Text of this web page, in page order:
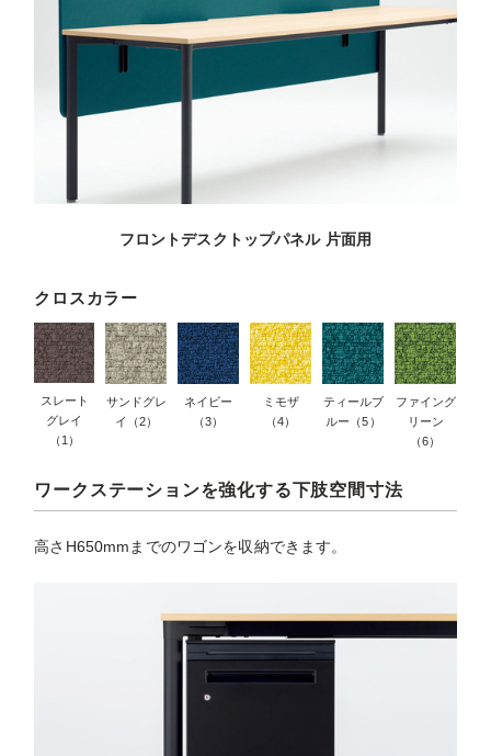
フロントデスクトップパネル 片面用
クロスカラー
スレート
グレイ
（1）
サンドグレ
イ（2）
ネイビー
（3）
ミモザ
（4）
ティールブ
ルー（5）
ファイング
リーン
（6）
ワークステーションを強化する下肢空間寸法
高さH650mmまでのワゴンを収納できます。